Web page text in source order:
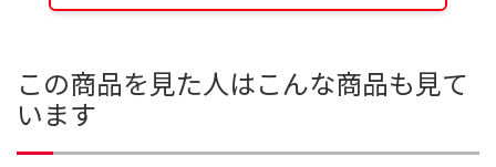
この商品を見た人はこんな商品も見て
います